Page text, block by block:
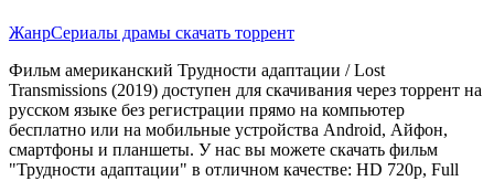
ЖанрСериалы драмы скачать торрент
Фильм американский Трудности адаптации / Lost
Transmissions (2019) доступен для скачивания через торрент на
русском языке без регистрации прямо на компьютер
бесплатно или на мобильные устройства Android, Айфон,
смартфоны и планшеты. У нас вы можете скачать фильм
"Трудности адаптации" в отличном качестве: HD 720p, Full